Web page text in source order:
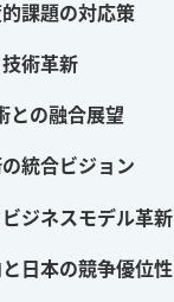
課題の対応策
術革新
との融合展望
統合ビジョン
ジネスモデル革新
日本の競争優位性